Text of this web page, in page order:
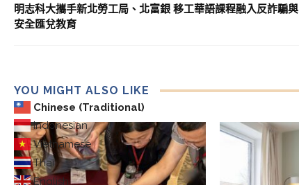
Chinese (Traditional)
Indonesian
Vietnamese
Thai
English
明志科大攜手新北勞工局、北富銀 移工華語課程融入反詐騙與
安全匯兌教育
YOU MIGHT ALSO LIKE